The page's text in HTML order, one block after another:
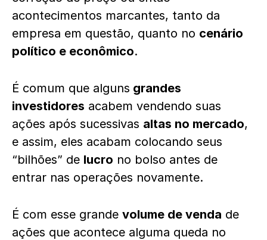
acontecimentos marcantes, tanto da
empresa em questão, quanto no cenário
político e econômico.
É comum que alguns grandes
investidores acabem vendendo suas
ações após sucessivas altas no mercado,
e assim, eles acabam colocando seus
“bilhões” de lucro no bolso antes de
entrar nas operações novamente.
É com esse grande volume de venda de
ações que acontece alguma queda no